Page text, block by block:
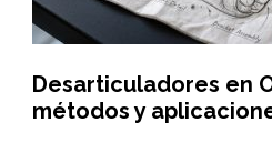
Desarticuladores en
métodos y